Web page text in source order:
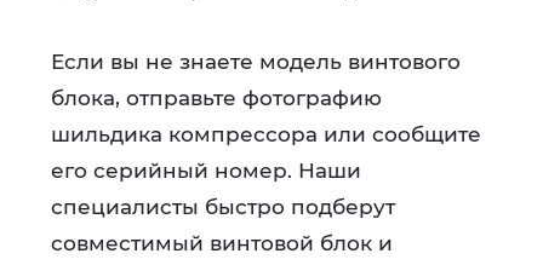
Если вы не знаете модель винтового
блока, отправьте фотографию
шильдика компрессора или сообщите
его серийный номер. Наши
специалисты быстро подберут
совместимый винтовой блок и